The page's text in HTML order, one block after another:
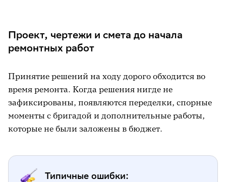
Проект, чертежи и смета до начала
ремонтных работ
Принятие решений на ходу дорого обходится во
время ремонта. Когда решения нигде не
зафиксированы, появляются переделки, спорные
моменты с бригадой и дополнительные работы,
которые не были заложены в бюджет.
Типичные ошибки: